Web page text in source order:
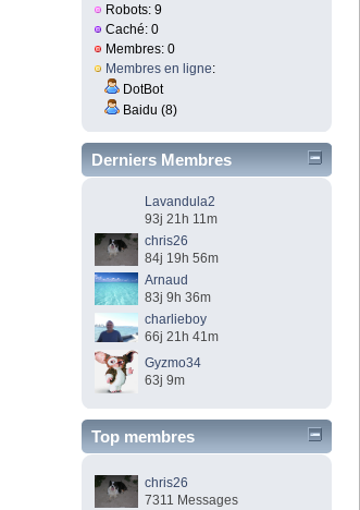
Robots: 9
Caché: 0
Membres: 0
Membres en ligne:
DotBot
Baidu (8)
Derniers Membres
Lavandula2
93j 21h 11m
chris26
84j 19h 56m
Arnaud
83j 9h 36m
charlieboy
66j 21h 41m
Gyzmo34
63j 9m
Top membres
chris26
7311 Messages